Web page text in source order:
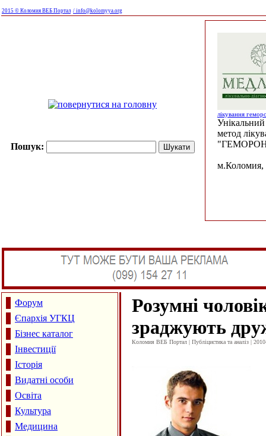
2015 © Коломия ВЕБ Портал / info@kolomyya.org
Пошук:
лікування
Унікальний
метод
м.Коломия,
Форум
Єпархія УГКЦ
Бізнес каталог
Інвестиції
Історія
Видатні особи
Освіта
Культура
Медицина
Розумні
зраджують
Коломия ВЕБ Портал | Публіцистика та аналіз |